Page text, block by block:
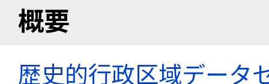
概要
歴史的行政区域データ